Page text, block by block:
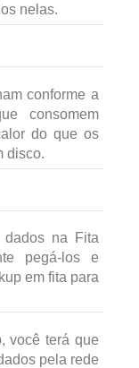
nelas.
conforme a
consomem
do que os
disco.
dados na Fita
pegá-los e
em fita para
você terá que
pela rede